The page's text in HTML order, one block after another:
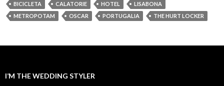
BICICLETA CALATORIE HOTEL
LISABONA
METROPOTAM
OSCAR PORTUGALIA THE HURT LOCKER
I’M THE WEDDING STYLER